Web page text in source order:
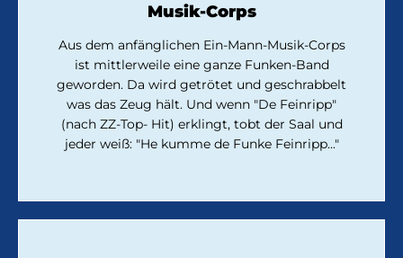
Musik-Corps
Aus dem anfänglichen Ein-Mann-Musik-Corps
ist mittlerweile eine ganze Funken-Band
geworden. Da wird getrötet und geschrabbelt
was das Zeug hält. Und wenn "De Feinripp"
(nach ZZ-Top- Hit) erklingt, tobt der Saal und
jeder weiß: "He kumme de Funke Feinripp..."